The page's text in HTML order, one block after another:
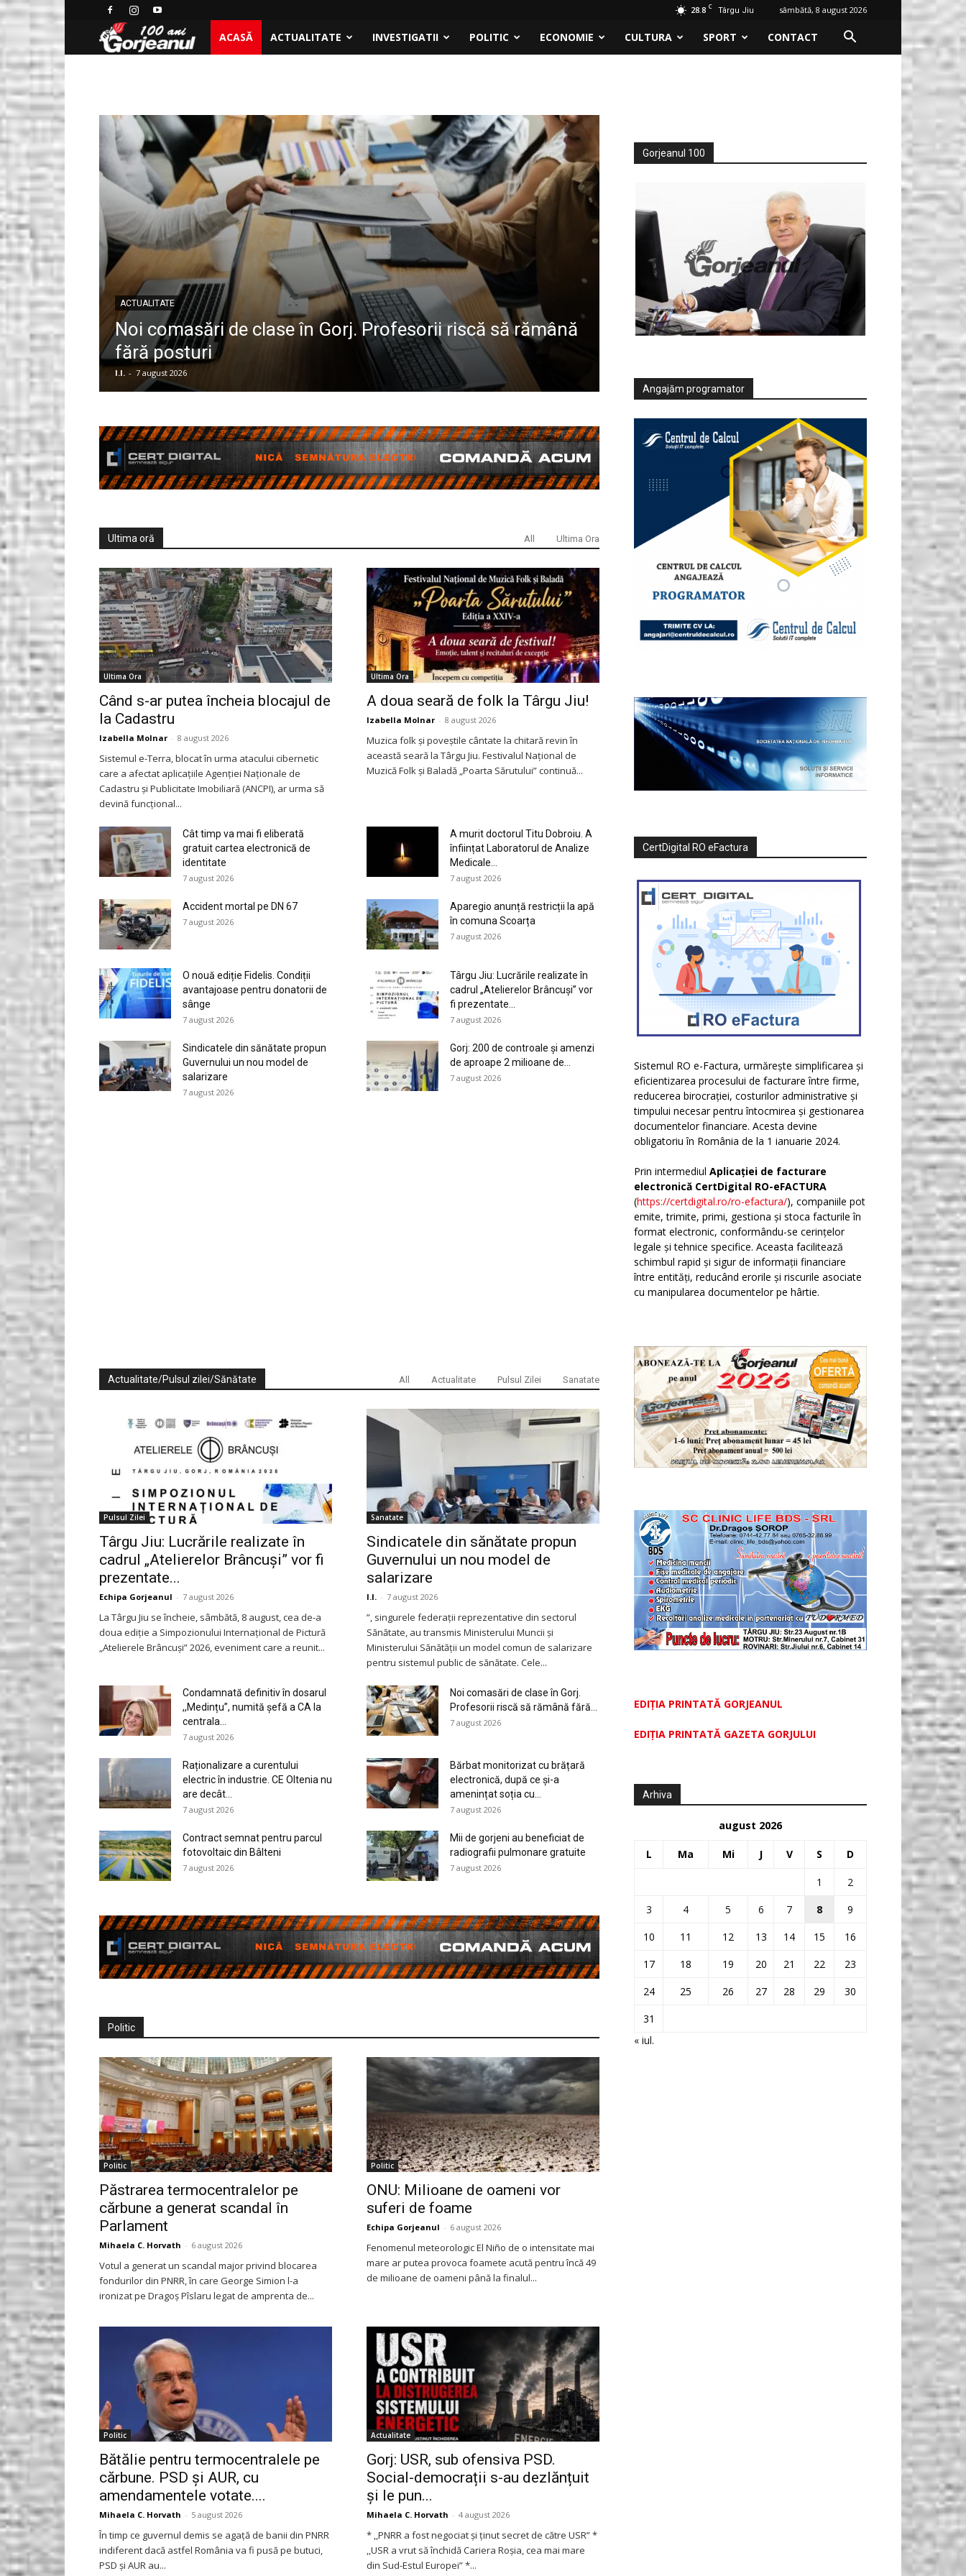
28.8 C Târgu Jiu sâmbătă, 8 august 2026
Ştiri
ultima
ora,
stiri
video
–
Ştiri
Gorjeanul.ro
ACASĂ ACTUALITATE INVESTIGATII POLITIC ECONOMIE CULTURA SPORT CONTACT
șefă
ACTUALITATE
Noi comasări de clase în Gorj. Profesorii riscă să rămână
fără posturi
I.I. - 7 august 2026
ACTUALITATE
Raționalizare a curentului electric în
Ultima oră All Ultima Ora
Ultima Ora
Când s-ar putea încheia blocajul de
la Cadastru
Izabella Molnar - 8 august 2026
Sistemul e-Terra, blocat în urma atacului cibernetic
care a afectat aplicațiile Agenției Naționale de
Cadastru și Publicitate Imobiliară (ANCPI), ar urma să
devină funcțional...
Ultima Ora
A doua seară de folk la Târgu Jiu!
Izabella Molnar - 8 august 2026
Muzica folk și poveștile cântate la chitară revin în
această seară la Târgu Jiu. Festivalul Național de
Muzică Folk și Baladă „Poarta Sărutului” continuă...
Cât timp va mai fi eliberată
gratuit cartea electronică de
identitate
7 august 2026
A murit doctorul Titu Dobroiu. A
înființat Laboratorul de Analize
Medicale...
7 august 2026
Accident mortal pe DN 67
7 august 2026
Aparegio anunță restricții la apă
în comuna Scoarța
7 august 2026
O nouă ediție Fidelis. Condiții
avantajoase pentru donatorii de
sânge
7 august 2026
Târgu Jiu: Lucrările realizate în
cadrul „Atelierelor Brâncuși” vor
fi prezentate...
7 august 2026
Sindicatele din sănătate propun
Guvernului un nou model de
salarizare
7 august 2026
Gorj: 200 de controale și amenzi
de aproape 2 milioane de...
7 august 2026
Actualitate/Pulsul zilei/Sănătate All Actualitate Pulsul Zilei Sanatate
Pulsul Zilei
Târgu Jiu: Lucrările realizate în
cadrul „Atelierelor Brâncuși” vor fi
prezentate...
Echipa Gorjeanul - 7 august 2026
La Târgu Jiu se încheie, sâmbătă, 8 august, cea de-a
doua ediție a Simpozionului Internațional de Pictură
„Atelierele Brâncuși” 2026, eveniment care a reunit...
Sanatate
Sindicatele din sănătate propun
Guvernului un nou model de
salarizare
I.I. - 7 august 2026
”, singurele federații reprezentative din sectorul
Sănătate, au transmis Ministerului Muncii și
Ministerului Sănătății un model comun de salarizare
pentru sistemul public de sănătate. Cele...
Condamnată definitiv în dosarul
,,Medințu”, numită șefă a CA la
centrala...
7 august 2026
Noi comasări de clase în Gorj.
Profesorii riscă să rămână fără...
7 august 2026
Raționalizare a curentului
electric în industrie. CE Oltenia nu
are decât...
7 august 2026
Bărbat monitorizat cu brățară
electronică, după ce și-a
amenințat soția cu...
7 august 2026
Contract semnat pentru parcul
fotovoltaic din Bâlteni
7 august 2026
Mii de gorjeni au beneficiat de
radiografii pulmonare gratuite
7 august 2026
Politic
Politic
Păstrarea termocentralelor pe
cărbune a generat scandal în
Parlament
Mihaela C. Horvath - 6 august 2026
Votul a generat un scandal major privind blocarea
fondurilor din PNRR, în care George Simion l-a
ironizat pe Dragoș Pîslaru legat de amprenta de...
Politic
ONU: Milioane de oameni vor
suferi de foame
Echipa Gorjeanul - 6 august 2026
Fenomenul meteorologic El Niño de o intensitate mai
mare ar putea provoca foamete acută pentru încă 49
de milioane de oameni până la finalul...
Politic
Bătălie pentru termocentralele pe
cărbune. PSD și AUR, cu
amendamentele votate....
Mihaela C. Horvath - 5 august 2026
În timp ce guvernul demis se agață de banii din PNRR
indiferent dacă astfel România va fi pusă pe butuci,
PSD și AUR au...
Actualitate
Gorj: USR, sub ofensiva PSD.
Social-democrații s-au dezlănțuit
și le pun...
Mihaela C. Horvath - 4 august 2026
* ,,PNRR a fost negociat și ținut secret de către USR” *
,,USR a vrut să închidă Cariera Roșia, cea mai mare
din Sud-Estul Europei” *...
Gorjeanul 100
Angajăm programator
CertDigital RO eFactura
Sistemul RO e-Factura, urmărește simplificarea și
eficientizarea procesului de facturare între firme,
reducerea birocrației, costurilor administrative și
timpului necesar pentru întocmirea și gestionarea
documentelor financiare. Acesta devine
obligatoriu în România de la 1 ianuarie 2024.
Prin intermediul Aplicației de facturare
electronică CertDigital RO-eFACTURA
(https://certdigital.ro/ro-efactura/), companiile pot
emite, trimite, primi, gestiona și stoca facturile în
format electronic, conformându-se cerințelor
legale și tehnice specifice. Aceasta facilitează
schimbul rapid și sigur de informații financiare
între entități, reducând erorile și riscurile asociate
cu manipularea documentelor pe hârtie.
EDIȚIA PRINTATĂ GORJEANUL
EDIŢIA PRINTATĂ GAZETA GORJULUI
Arhiva
august 2026
L Ma Mi J V S D
1
2
3
4 5 6 7 8
9
10
11 12 13 14 15
16
17
18 19 20 21 22
23
24
25 26 27 28 29
30
31
« iul.